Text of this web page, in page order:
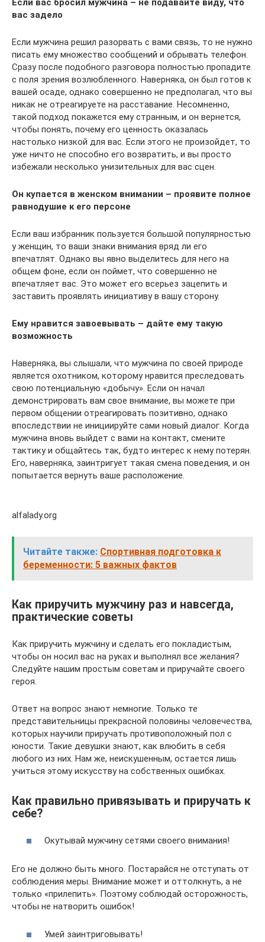
Если вас бросил мужчина – не подавайте виду, что
вас задело
Если мужчина решил разорвать с вами связь, то не нужно
писать ему множество сообщений и обрывать телефон.
Сразу после подобного разговора полностью пропадите
с поля зрения возлюбленного. Наверняка, он был готов к
вашей осаде, однако совершенно не предполагал, что вы
никак не отреагируете на расставание. Несомненно,
такой подход покажется ему странным, и он вернется,
чтобы понять, почему его ценность оказалась
настолько низкой для вас. Если этого не произойдет, то
уже ничто не способно его возвратить, и вы просто
избежали несколько унизительных для вас сцен.
Он купается в женском внимании – проявите полное
равнодушие к его персоне
Если ваш избранник пользуется большой популярностью
у женщин, то ваши знаки внимания вряд ли его
впечатлят. Однако вы явно выделитесь для него на
общем фоне, если он поймет, что совершенно не
впечатляет вас. Это может его всерьез зацепить и
заставить проявлять инициативу в вашу сторону.
Ему нравится завоевывать – дайте ему такую
возможность
Наверняка, вы слышали, что мужчина по своей природе
является охотником, которому нравится преследовать
свою потенциальную «добычу». Если он начал
демонстрировать вам свое внимание, вы можете при
первом общении отреагировать позитивно, однако
впоследствии не инициируйте сами новый диалог. Когда
мужчина вновь выйдет с вами на контакт, смените
тактику и общайтесь так, будто интерес к нему потерян.
Его, наверняка, заинтригует такая смена поведения, и он
попытается вернуть ваше расположение.
alfalady.org
Читайте также: Спортивная подготовка к
беременности: 5 важных фактов
Как приручить мужчину раз и навсегда,
практические советы
Как приручить мужчину и сделать его покладистым,
чтобы он носил вас на руках и выполнял все желания?
Следуйте нашим простым советам и приручайте своего
героя.
Ответ на вопрос знают немногие. Только те
представительницы прекрасной половины человечества,
которых научили приручать противоположный пол с
юности. Такие девушки знают, как влюбить в себя
любого из них. Нам же, неискушенным, остается лишь
учиться этому искусству на собственных ошибках.
Как правильно привязывать и приручать к
себе?
Окутывай мужчину сетями своего внимания!
Его не должно быть много. Постарайся не отступать от
соблюдения меры. Внимание может и оттолкнуть, а не
только «прилепить». Поэтому соблюдай осторожность,
чтобы не натворить ошибок!
Умей заинтриговывать!